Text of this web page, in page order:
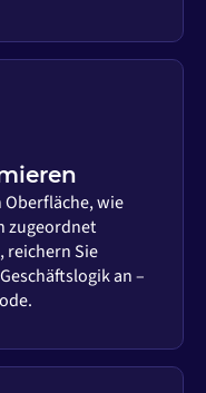
Oberfläche, wie
zugeordnet
reichern Sie
an –